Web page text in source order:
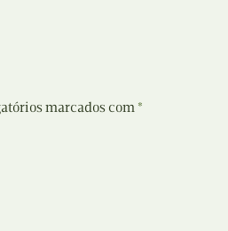
marcados com *